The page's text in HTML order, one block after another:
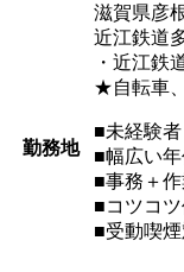
勤務地
滋賀県彦
近江鉄道
・近江鉄
★自転車
■未経験
■幅広い年
■事務＋
■コツコ
■受動喫